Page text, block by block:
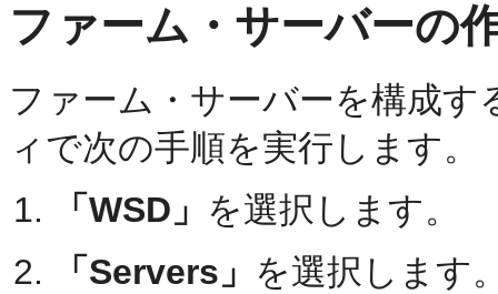
ファーム・サーバーの
ファーム・サーバーを構成
ィで次の手順を実行します。
「WSD」 を選択します。
「Servers」 を選択します